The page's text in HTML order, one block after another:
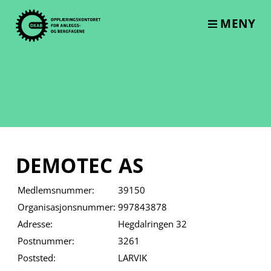
content
MENY
DEMOTEC AS
Medlemsnummer:
39150
Organisasjonsnummer: 997843878
Adresse:
Hegdalringen 32
Postnummer:
3261
Poststed:
LARVIK